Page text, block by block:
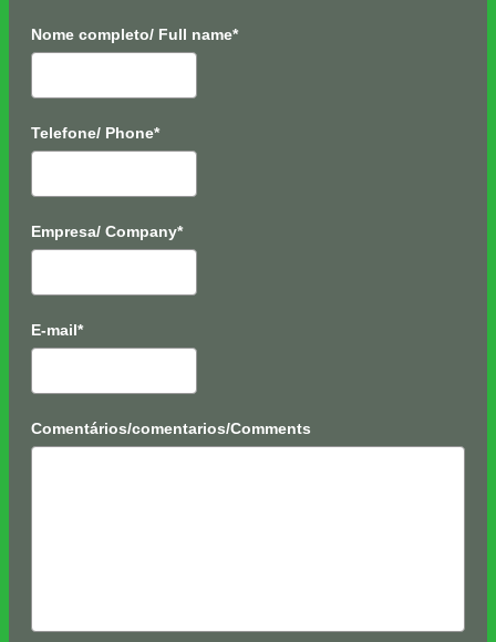
Nome completo/ Full name*
Telefone/ Phone*
Empresa/ Company*
E-mail*
Comentários/comentarios/Comments